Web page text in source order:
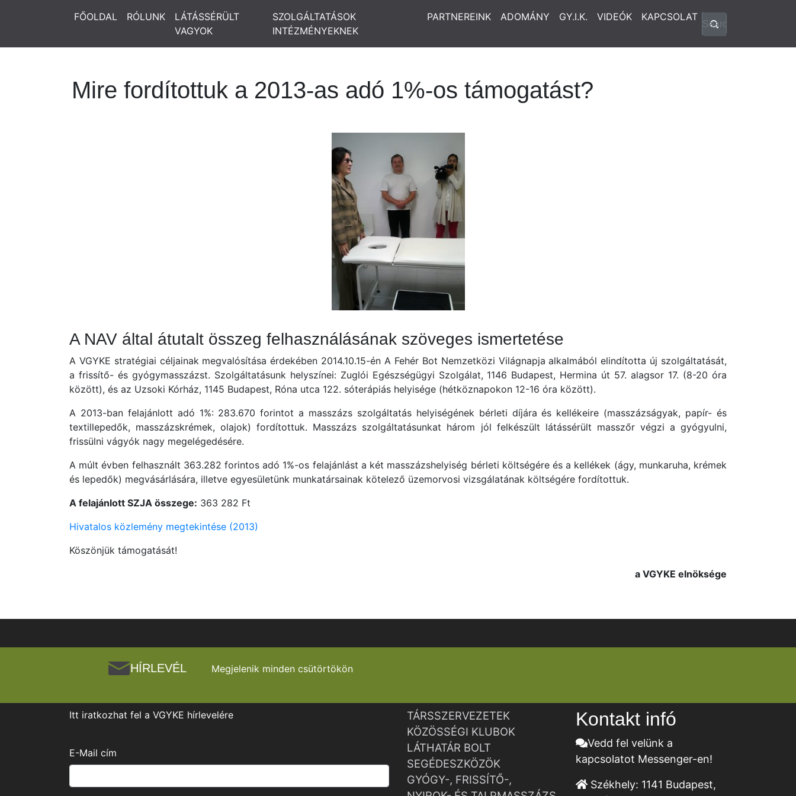
FŐOLDAL RÓLUNK
LÁTÁSSÉRÜLT
VAGYOK
SZOLGÁLTATÁSOK
INTÉZMÉNYEKNEK
PARTNEREINK ADOMÁNY GY.I.K. VIDEÓK KAPCSOLAT
Mire fordítottuk a 2013-as adó 1%-os támogatást?
A NAV által átutalt összeg felhasználásának szöveges ismertetése
A VGYKE stratégiai céljainak megvalósítása érdekében 2014.10.15-én A Fehér Bot Nemzetközi Világnapja alkalmából elindította új szolgáltatását,
a frissítő- és gyógymasszázst. Szolgáltatásunk helyszínei: Zuglói Egészségügyi Szolgálat, 1146 Budapest, Hermina út 57. alagsor 17. (8-20 óra
között), és az Uzsoki Kórház, 1145 Budapest, Róna utca 122. sóterápiás helyisége (hétköznapokon 12-16 óra között).
A 2013-ban felajánlott adó 1%: 283.670 forintot a masszázs szolgáltatás helyiségének bérleti díjára és kellékeire (masszázságyak, papír- és
textillepedők, masszázskrémek, olajok) fordítottuk. Masszázs szolgáltatásunkat három jól felkészült látássérült masszőr végzi a gyógyulni,
frissülni vágyók nagy megelégedésére.
A múlt évben felhasznált 363.282 forintos adó 1%-os felajánlást a két masszázshelyiség bérleti költségére és a kellékek (ágy, munkaruha, krémek
és lepedők) megvásárlására, illetve egyesületünk munkatársainak kötelező üzemorvosi vizsgálatának költségére fordítottuk.
A felajánlott SZJA összege: 363 282 Ft
Hivatalos közlemény megtekintése (2013)
Köszönjük támogatását!
a VGYKE elnöksége
HÍRLEVÉL Megjelenik minden csütörtökön
Itt iratkozhat fel a VGYKE hírlevelére
E-Mail cím
TÁRSSZERVEZETEK
KÖZÖSSÉGI KLUBOK
LÁTHATÁR BOLT
SEGÉDESZKÖZÖK
GYÓGY-, FRISSÍTŐ-,
Kontakt infó
Vedd fel velünk a
kapcsolatot Messenger-en!
Székhely: 1141 Budapest,